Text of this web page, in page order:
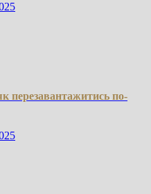
перезавантажитись по-